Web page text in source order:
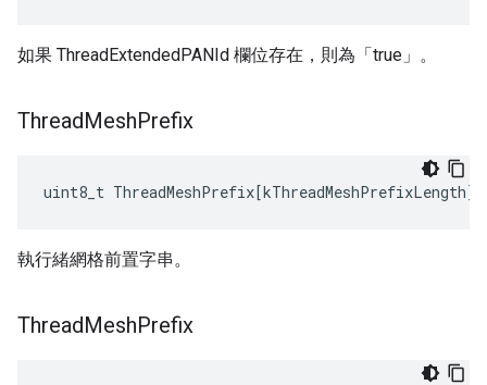
如果 ThreadExtendedPANId 欄位存在，則為「true」。
ThreadMeshPrefix
uint8_t ThreadMeshPrefix[kThreadMeshPrefixLength]
執行緒網格前置字串。
ThreadMeshPrefix